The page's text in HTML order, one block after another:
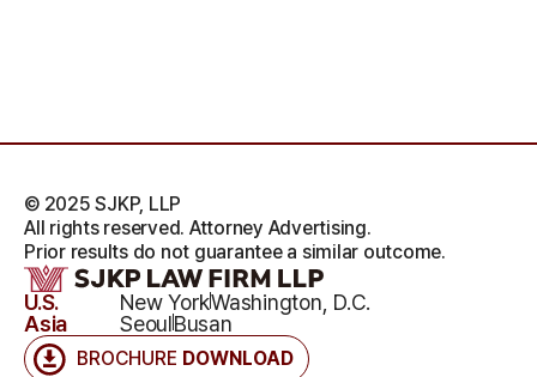
BROCHURE DOWNLOAD
U.S. New YorkWashington, D.C.
Asia
SeoulBusan
© 2025 SJKP, LLP
All rights reserved. Attorney Advertising.
Prior results do not guarantee a similar outcome.